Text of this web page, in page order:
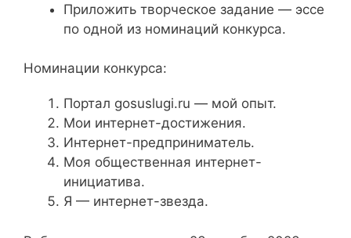
Приложить творческое задание — эссе
по одной из номинаций конкурса.
Номинации конкурса:
Портал gosuslugi.ru — мой опыт.
Мои интернет-достижения.
Интернет-предприниматель.
Моя общественная интернет-
инициатива.
Я — интернет-звезда.